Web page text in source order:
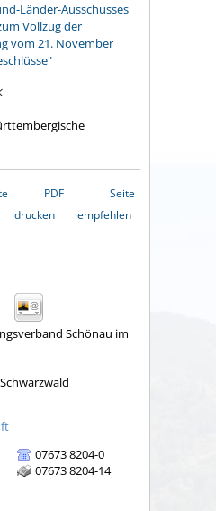
Länder-Ausschusses
Vollzug der
vom 21. November
PDF
drucken
Seite
empfehlen
Schönau im
07673 8204-0
07673 8204-14